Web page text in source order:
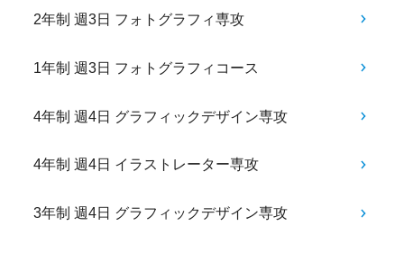
2年制 週3日 フォトグラフィ専攻
1年制 週3日 フォトグラフィコース
4年制 週4日 グラフィックデザイン専攻
4年制 週4日 イラストレーター専攻
3年制 週4日 グラフィックデザイン専攻